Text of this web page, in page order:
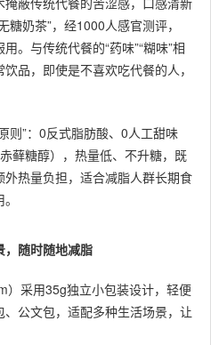
奶茶”，经1000人感官测评，
。与传统代餐的“药味”“糊味”相
品，即使是不喜欢吃代餐的人，
则”：0反式脂肪酸、0人工甜味
藓糖醇），热量低、不升糖，既
热量负担，适合减脂人群长期食
，随时随地减脂
）采用35g独立小包装设计，轻便
公文包，适配多种生活场景，让